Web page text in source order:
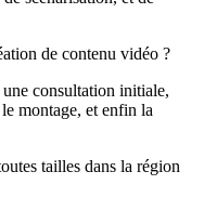
de contenu vidéo ?
consultation initiale,
montage, et enfin la
tailles dans la région